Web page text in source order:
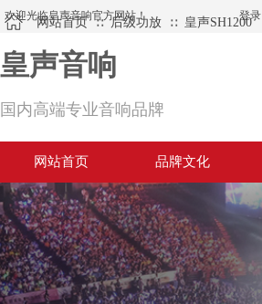
欢迎光临皇声音响官方网站！ 登录
网站首页 ∷ 后级功放 ∷ 皇声SH1200
皇声音响
国内高端专业音响品牌
网站首页 品牌文化